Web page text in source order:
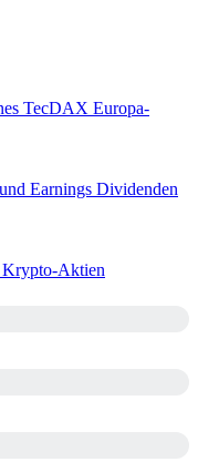
TecDAX Europa-
Earnings Dividenden
Krypto-Aktien